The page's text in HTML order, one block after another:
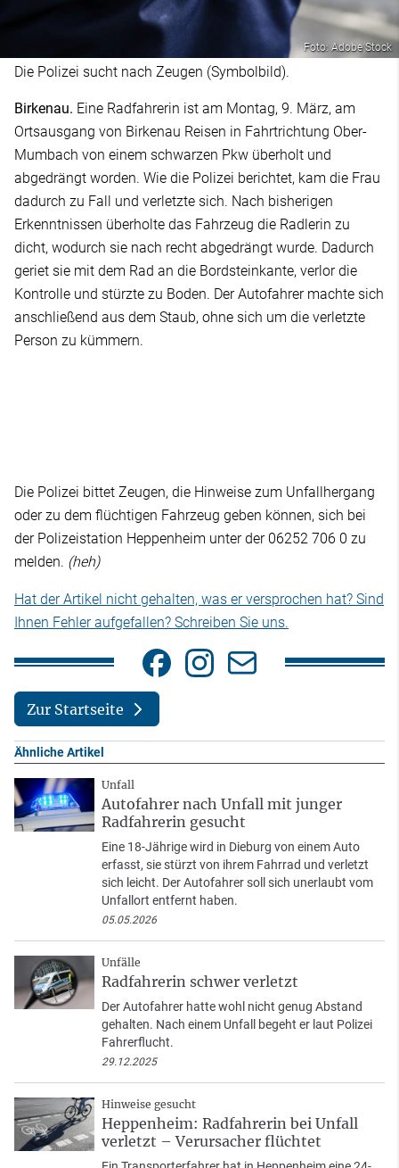
Foto: Adobe Stock
Die Polizei sucht nach Zeugen (Symbolbild).
Birkenau. Eine Radfahrerin ist am Montag, 9. März, am
Ortsausgang von Birkenau Reisen in Fahrtrichtung Ober-
Mumbach von einem schwarzen Pkw überholt und
abgedrängt worden. Wie die Polizei berichtet, kam die Frau
dadurch zu Fall und verletzte sich. Nach bisherigen
Erkenntnissen überholte das Fahrzeug die Radlerin zu
dicht, wodurch sie nach recht abgedrängt wurde. Dadurch
geriet sie mit dem Rad an die Bordsteinkante, verlor die
Kontrolle und stürzte zu Boden. Der Autofahrer machte sich
anschließend aus dem Staub, ohne sich um die verletzte
Person zu kümmern.
Die Polizei bittet Zeugen, die Hinweise zum Unfallhergang
oder zu dem flüchtigen Fahrzeug geben können, sich bei
der Polizeistation Heppenheim unter der 06252 706 0 zu
melden. (heh)
Hat der Artikel nicht gehalten, was er versprochen hat? Sind
Ihnen Fehler aufgefallen? Schreiben Sie uns.
Zur Startseite
Ähnliche Artikel
Unfall
Autofahrer nach Unfall mit junger
Radfahrerin gesucht
Eine 18-Jährige wird in Dieburg von einem Auto
erfasst, sie stürzt von ihrem Fahrrad und verletzt
sich leicht. Der Autofahrer soll sich unerlaubt vom
Unfallort entfernt haben.
05.05.2026
Unfälle
Radfahrerin schwer verletzt
Der Autofahrer hatte wohl nicht genug Abstand
gehalten. Nach einem Unfall begeht er laut Polizei
Fahrerflucht.
29.12.2025
Hinweise gesucht
Heppenheim: Radfahrerin bei Unfall
verletzt – Verursacher flüchtet